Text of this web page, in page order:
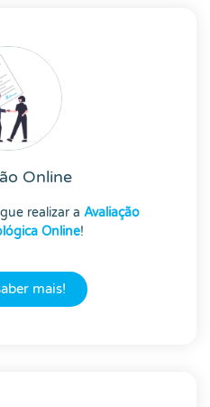
Online
realizar a Avaliação
Online!
mais!